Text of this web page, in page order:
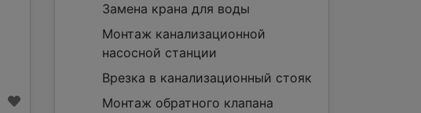
Замена крана для воды
Монтаж канализационной
насосной станции
Врезка в канализационный стояк
Монтаж обратного клапана